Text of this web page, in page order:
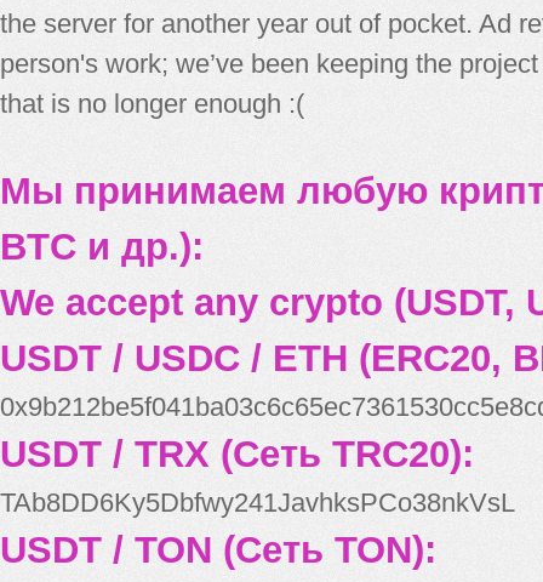
the server for another year out of pocket. Ad
person's work; we’ve been keeping the
that is no longer enough :(
Мы принимаем любую
BTC и др.):
We accept any crypto (USDT,
USDT / USDC / ETH (ERC20,
USDT / TRX (Сеть TRC20):
TAb8DD6Ky5Dbfwy241JavhksPCo38nkVsL
USDT / TON (Сеть TON):